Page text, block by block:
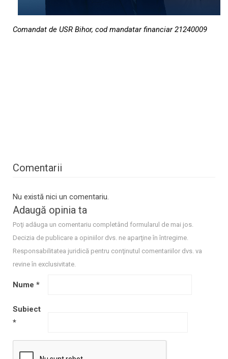
Comandat de USR Bihor, cod mandatar financiar 21240009
Comentarii
Nu există nici un comentariu.
Adaugă opinia ta
Poţi adăuga un comentariu completând formularul de mai jos.
Decizia de publicare a opiniilor dvs. ne aparţine în întregime.
Responsabilitatea juridică pentru conţinutul comentariilor dvs. va
revine în exclusivitate.
Nume *
Subiect
*